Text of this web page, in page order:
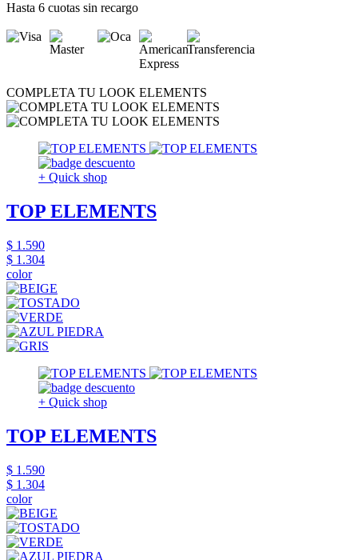
Hasta 6 cuotas sin recargo
COMPLETA TU LOOK ELEMENTS
+ Quick shop
TOP ELEMENTS
$ 1.590
$ 1.304
color
+ Quick shop
TOP ELEMENTS
$ 1.590
$ 1.304
color